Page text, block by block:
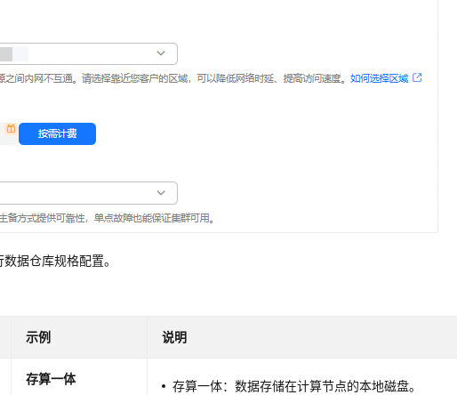
数据仓库规格配置。
示例 说明
存算一体
存算一体：数据存储在计算节点的本地磁盘。